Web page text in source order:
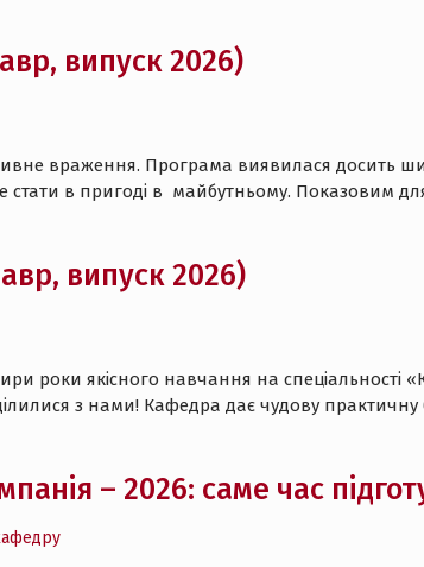
випуск 2026)
враження. Програма виявилася досить
стати в пригоді в майбутньому. Показовим
випуск 2026)
роки якісного навчання на
з нами! Кафедра дає чудову практичну
– 2026: саме час